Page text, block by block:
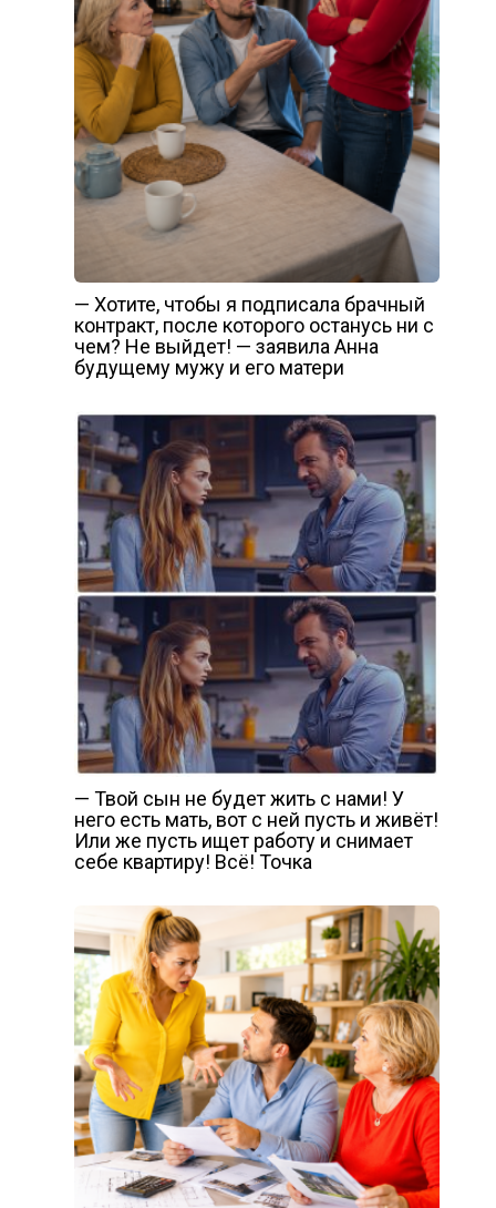
— Хотите, чтобы я подписала брачный
контракт, после которого останусь ни с
чем? Не выйдет! — заявила Анна
будущему мужу и его матери
— Твой сын не будет жить с нами! У
него есть мать, вот с ней пусть и живёт!
Или же пусть ищет работу и снимает
себе квартиру! Всё! Точка